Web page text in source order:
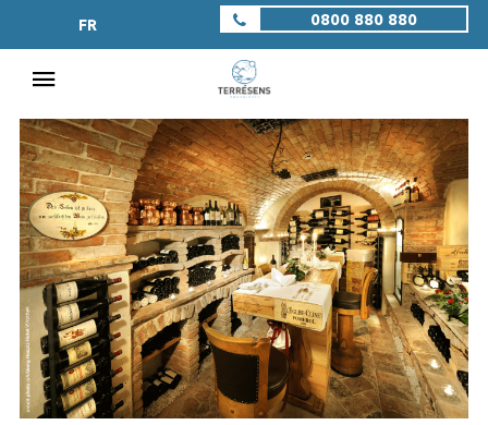
FR 0800 880 880